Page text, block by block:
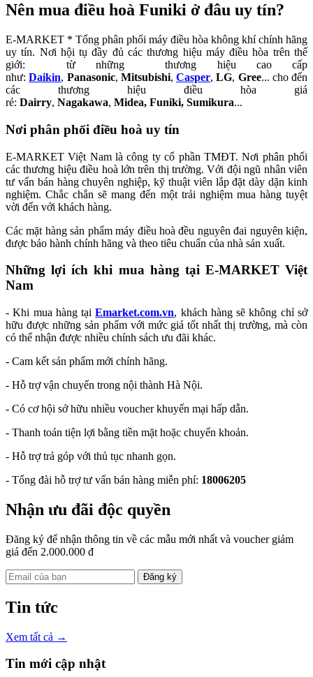
Nên mua điều hoà Funiki ở đâu uy tín?
E-MARKET * Tổng phân phối máy điều hòa không khí chính hãng
uy tín. Nơi hội tụ đầy đủ các thương hiệu máy điều hòa trên thế
giới: từ những thương hiệu cao cấp
như:Daikin, Panasonic, Mitsubishi, Casper,LG, Gree... cho đến
các thương hiệu điều hòa giá
rẻ: Dairry, Nagakawa, Midea, Funiki, Sumikura...
Nơi phân phối điều hoà uy tín
E-MARKET Việt Nam là công ty cổ phần TMĐT. Nơi phân phối
các thương hiệu điều hoà lớn trên thị trường. Với đội ngũ nhân viên
tư vấn bán hàng chuyên nghiệp, kỹ thuật viên lắp đặt dày dặn kinh
nghiệm. Chắc chắn sẽ mang đến một trải nghiệm mua hàng tuyệt
vời đến với khách hàng.
Các mặt hàng sản phẩm máy điều hoà đều nguyên đai nguyên kiện,
được bảo hành chính hãng và theo tiêu chuẩn của nhà sản xuất.
Những lợi ích khi mua hàng tại E-MARKET Việt
Nam
- Khi mua hàng tạiEmarket.com.vn, khách hàng sẽ không chỉ sở
hữu được những sản phẩm với mức giá tốt nhất thị trường, mà còn
có thể nhận được nhiều chính sách ưu đãi khác.
- Cam kết sản phẩm mới chính hãng.
- Hỗ trợ vận chuyển trong nội thành Hà Nội.
- Có cơ hội sở hữu nhiều voucher khuyến mại hấp dẫn.
- Thanh toán tiện lợi bằng tiền mặt hoặc chuyển khoản.
- Hỗ trợ trả góp với thủ tục nhanh gọn.
- Tổng đài hỗ trợ tư vấn bán hàng miễn phí: 18006205
Nhận ưu đãi độc quyền
Đăng ký để nhận thông tin về các mẫu mới nhất và voucher giảm
giá đến 2.000.000 đ
Đăng ký
Tin tức
Xem tất cả →
Tin mới cập nhật